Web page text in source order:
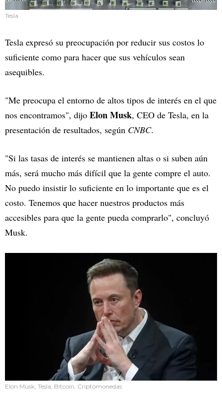
Tesla
Tesla expresó su preocupación por reducir sus costos lo
suficiente como para hacer que sus vehículos sean
asequibles.
"Me preocupa el entorno de altos tipos de interés en el que
nos encontramos", dijo Elon Musk, CEO de Tesla, en la
presentación de resultados, según CNBC.
"Si las tasas de interés se mantienen altas o si suben aún
más, será mucho más difícil que la gente compre el auto.
No puedo insistir lo suficiente en lo importante que es el
costo. Tenemos que hacer nuestros productos más
accesibles para que la gente pueda comprarlo", concluyó
Musk.
Elon Musk, Tesla, Bitcoin, Criptomonedas